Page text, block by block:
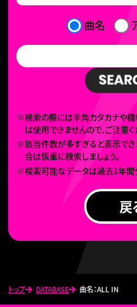
トップ DATABASE 曲名：ALL IN
曲名
※検索の際には半角カタカナや機
は使用できませんので、ご注意く
※該当件数が多すぎると表示でき
合は慎重に検索しましょう。
※検索可能なデータは過去1年間
戻